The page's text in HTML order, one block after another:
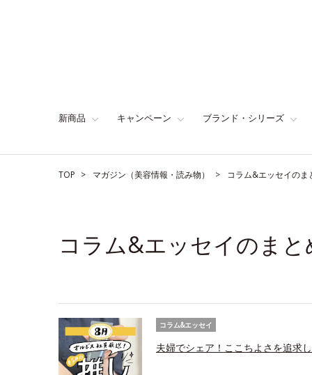
新商品 キャンペーン ブランド・シリーズ
TOP マガジン（美容情報・読み物） コラム&エッセイのま
コラム&エッセイのまと
コラム&エッセイ
夫婦でシェア！ここちよさを追求